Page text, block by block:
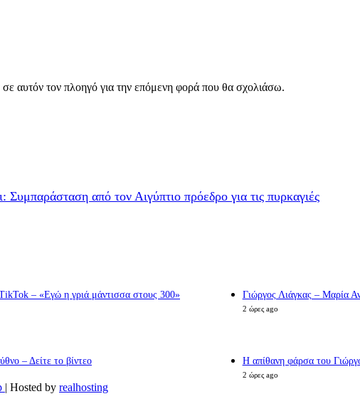
αυτόν τον πλοηγό για την επόμενη φορά που θα σχολιάσω.
από τον Αιγύπτιο πρόεδρο για τις πυρκαγιές
– «Εγώ η γριά μάντισσα στους 300» Γιώργος Λιάγκας – Μαρία
2 ώρες ago
– Δείτε το βίντεο Η απίθανη φάρσα του
2 ώρες ago
| Hosted by realhosting